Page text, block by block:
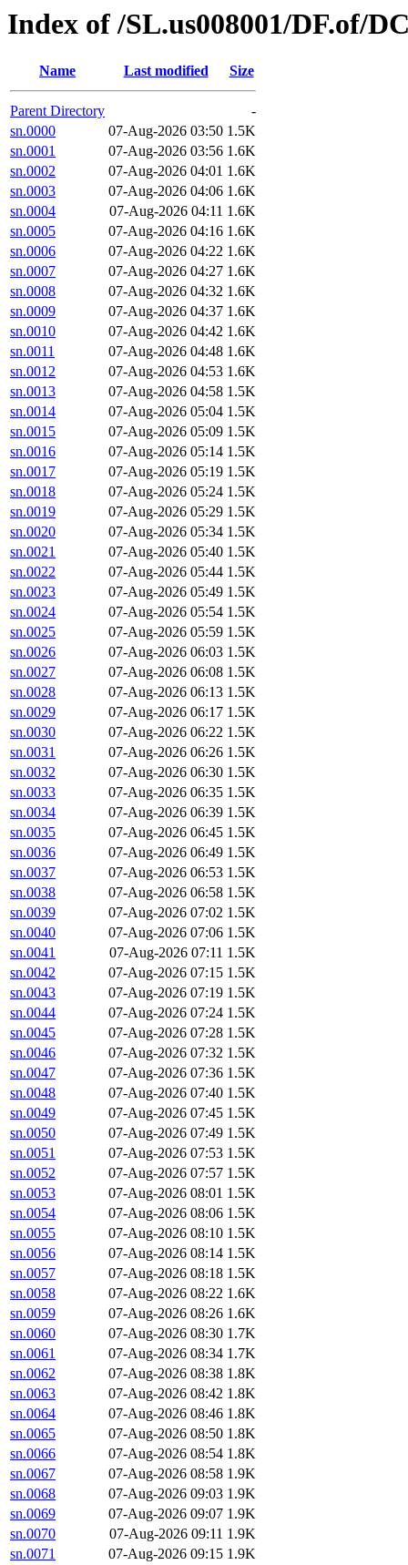
Index of /SL.us008001/DF.of/
Name Last modified Size
Parent Directory
-
sn.0000
07-Aug-2026 03:50 1.5K
sn.0001
07-Aug-2026 03:56 1.6K
sn.0002
07-Aug-2026 04:01 1.6K
sn.0003
07-Aug-2026 04:06 1.6K
sn.0004
07-Aug-2026 04:11 1.6K
sn.0005
07-Aug-2026 04:16 1.6K
sn.0006
07-Aug-2026 04:22 1.6K
sn.0007
07-Aug-2026 04:27 1.6K
sn.0008
07-Aug-2026 04:32 1.6K
sn.0009
07-Aug-2026 04:37 1.6K
sn.0010
07-Aug-2026 04:42 1.6K
sn.0011
07-Aug-2026 04:48 1.6K
sn.0012
07-Aug-2026 04:53 1.6K
sn.0013
07-Aug-2026 04:58 1.5K
sn.0014
07-Aug-2026 05:04 1.5K
sn.0015
07-Aug-2026 05:09 1.5K
sn.0016
07-Aug-2026 05:14 1.5K
sn.0017
07-Aug-2026 05:19 1.5K
sn.0018
07-Aug-2026 05:24 1.5K
sn.0019
07-Aug-2026 05:29 1.5K
sn.0020
07-Aug-2026 05:34 1.5K
sn.0021
07-Aug-2026 05:40 1.5K
sn.0022
07-Aug-2026 05:44 1.5K
sn.0023
07-Aug-2026 05:49 1.5K
sn.0024
07-Aug-2026 05:54 1.5K
sn.0025
07-Aug-2026 05:59 1.5K
sn.0026
07-Aug-2026 06:03 1.5K
sn.0027
07-Aug-2026 06:08 1.5K
sn.0028
07-Aug-2026 06:13 1.5K
sn.0029
07-Aug-2026 06:17 1.5K
sn.0030
07-Aug-2026 06:22 1.5K
sn.0031
07-Aug-2026 06:26 1.5K
sn.0032
07-Aug-2026 06:30 1.5K
sn.0033
07-Aug-2026 06:35 1.5K
sn.0034
07-Aug-2026 06:39 1.5K
sn.0035
07-Aug-2026 06:45 1.5K
sn.0036
07-Aug-2026 06:49 1.5K
sn.0037
07-Aug-2026 06:53 1.5K
sn.0038
07-Aug-2026 06:58 1.5K
sn.0039
07-Aug-2026 07:02 1.5K
sn.0040
07-Aug-2026 07:06 1.5K
sn.0041
07-Aug-2026 07:11 1.5K
sn.0042
07-Aug-2026 07:15 1.5K
sn.0043
07-Aug-2026 07:19 1.5K
sn.0044
07-Aug-2026 07:24 1.5K
sn.0045
07-Aug-2026 07:28 1.5K
sn.0046
07-Aug-2026 07:32 1.5K
sn.0047
07-Aug-2026 07:36 1.5K
sn.0048
07-Aug-2026 07:40 1.5K
sn.0049
07-Aug-2026 07:45 1.5K
sn.0050
07-Aug-2026 07:49 1.5K
sn.0051
07-Aug-2026 07:53 1.5K
sn.0052
07-Aug-2026 07:57 1.5K
sn.0053
07-Aug-2026 08:01 1.5K
sn.0054
07-Aug-2026 08:06 1.5K
sn.0055
07-Aug-2026 08:10 1.5K
sn.0056
07-Aug-2026 08:14 1.5K
sn.0057
07-Aug-2026 08:18 1.5K
sn.0058
07-Aug-2026 08:22 1.6K
sn.0059
07-Aug-2026 08:26 1.6K
sn.0060
07-Aug-2026 08:30 1.7K
sn.0061
07-Aug-2026 08:34 1.7K
sn.0062
07-Aug-2026 08:38 1.8K
sn.0063
07-Aug-2026 08:42 1.8K
sn.0064
07-Aug-2026 08:46 1.8K
sn.0065
07-Aug-2026 08:50 1.8K
sn.0066
07-Aug-2026 08:54 1.8K
sn.0067
07-Aug-2026 08:58 1.9K
sn.0068
07-Aug-2026 09:03 1.9K
sn.0069
07-Aug-2026 09:07 1.9K
sn.0070
07-Aug-2026 09:11 1.9K
sn.0071
07-Aug-2026 09:15 1.9K